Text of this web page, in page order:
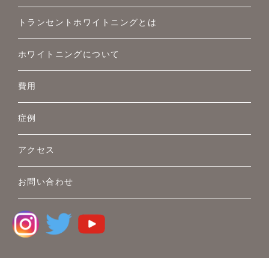
トランセントホワイトニングとは
ホワイトニングについて
費用
症例
アクセス
お問い合わせ